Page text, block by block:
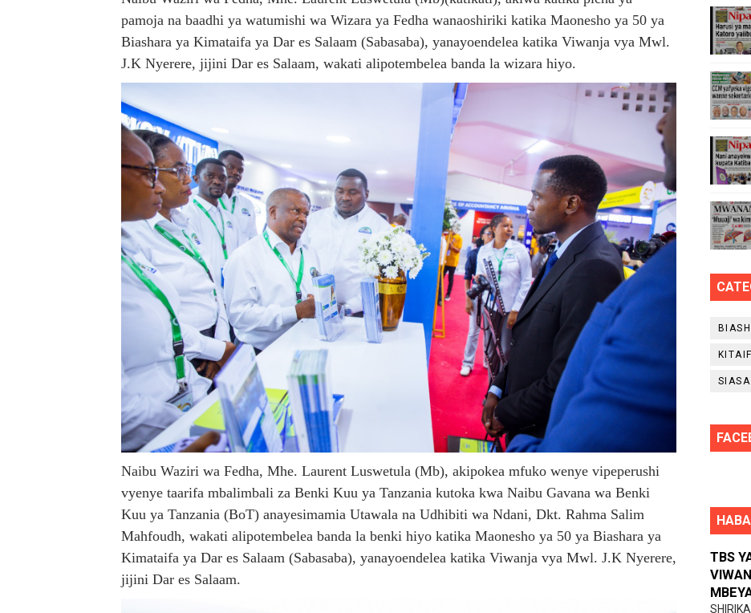
Rais Dkt. Samia Afungua Rasmi Miundombinu ya BRT Awamu ya Pili Dar es Salaam
KIELELEZO KIPYA CHA VIWANGO VYA FAIDA VYA DHAMANA ZA SERIKALI KUBORESHA UWAZI
WATUMISHI WA WIZARA YA FEDHA WATAKIWA KUZINGATIA WELEDI NA MAADILI KATIKA
TBS YAENDELEA KUTOA ELUMU YA VIWANGO MAONESHO YA NANENANE MBEYA
pamoja na baadhi ya watumishi wa Wizara ya Fedha wanaoshiriki katika Maonesho ya 50 ya
Biashara ya Kimataifa ya Dar es Salaam (Sabasaba), yanayoendelea katika Viwanja vya Mwl.
J.K Nyerere, jijini Dar es Salaam, wakati alipotembelea banda la wizara hiyo.
Naibu Waziri wa Fedha, Mhe. Laurent Luswetula (Mb), akipokea mfuko wenye vipeperushi
vyenye taarifa mbalimbali za Benki Kuu ya Tanzania kutoka kwa Naibu Gavana wa Benki
Kuu ya Tanzania (BoT) anayesimamia Utawala na Udhibiti wa Ndani, Dkt. Rahma Salim
Mahfoudh, wakati alipotembelea banda la benki hiyo katika Maonesho ya 50 ya Biashara ya
Kimataifa ya Dar es Salaam (Sabasaba), yanayoendelea katika Viwanja vya Mwl. J.K Nyerere,
jijini Dar es Salaam.
SIASA
TBS